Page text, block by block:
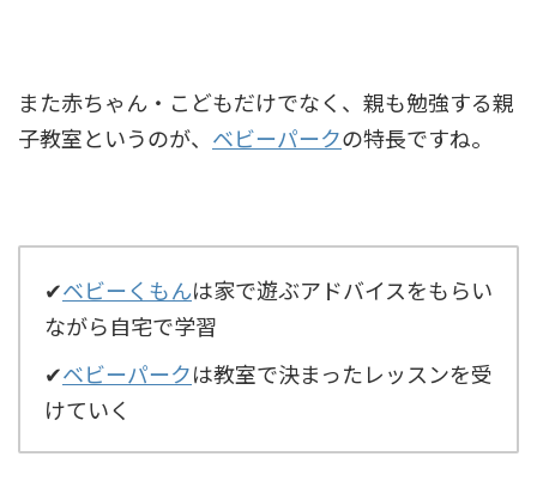
また赤ちゃん・こどもだけでなく、親も勉強する親
子教室というのが、 ベビーパークの特長ですね。
✔ベビーくもんは家で遊ぶアドバイスをもらい
ながら自宅で学習
✔ベビーパークは教室で決まったレッスンを受
けていく